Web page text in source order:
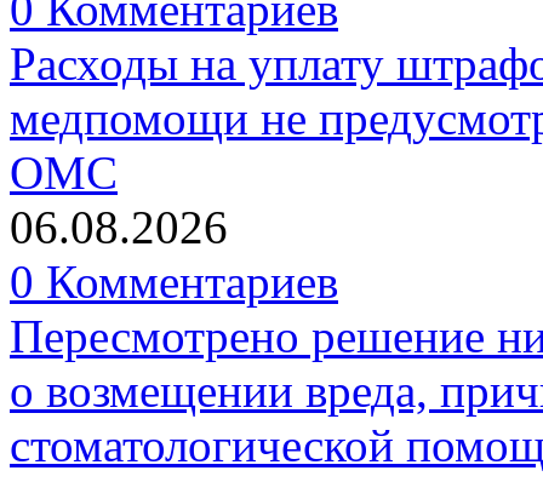
Расходы на уплату
медпомощи не
ОМС
06.08.2026
0 Комментариев
Пересмотрено решение
о возмещении вреда,
стоматологической